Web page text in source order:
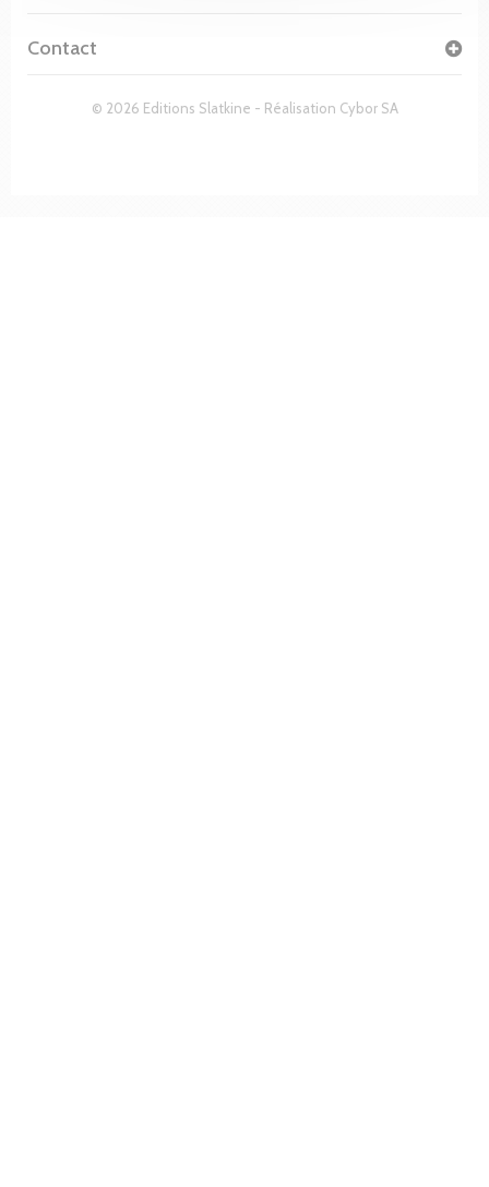
© 2026 Editions Slatkine - Réalisation Cybor SA
Contact